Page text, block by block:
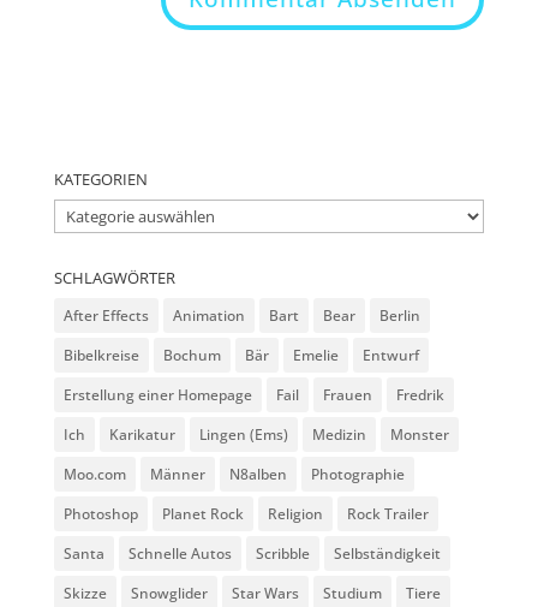
KATEGORIEN
Kategorien
SCHLAGWÖRTER
After Effects Animation Bart Bear
Berlin
Bibelkreise
Bochum Bär Emelie
Entwurf
Erstellung einer Homepage
Fail Frauen
Fredrik
Ich
Karikatur Lingen (Ems) Medizin
Monster
Moo.com
Männer N8alben
Photographie
Photoshop
Planet Rock Religion
Rock Trailer
Santa
Schnelle Autos Scribble
Selbständigkeit
Skizze
Snowglider Star Wars Studium
Tiere